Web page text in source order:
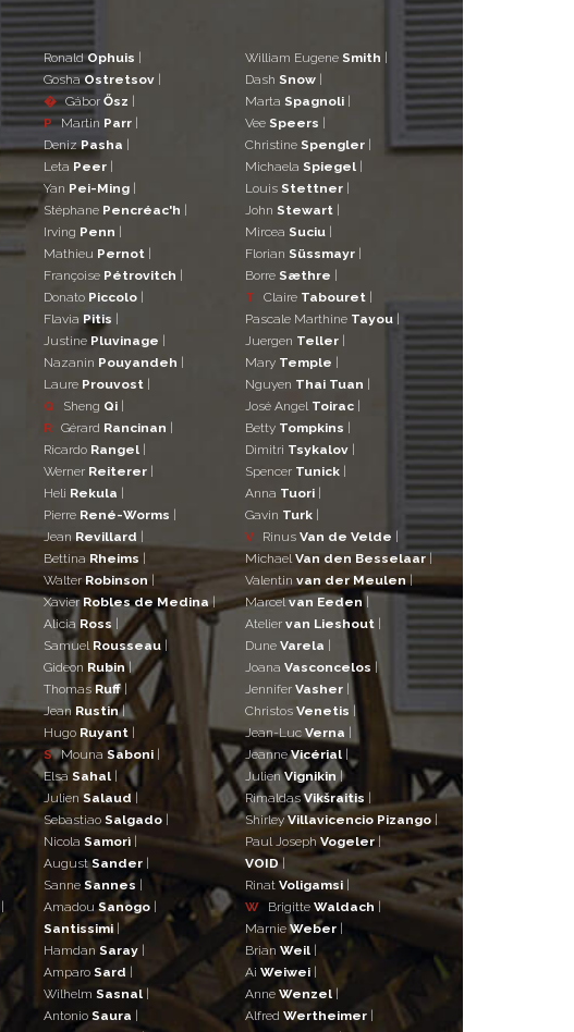
RonaldOphuis
GoshaOstretsov
� Gábor Ősz
P Martin Parr
DenizPasha
Leta Peer
Yan Pei-Ming
Stéphane Pencréac'h
Irving Penn
Mathieu Pernot
Françoise Pétrovitch
Donato Piccolo
Flavia Pitis
Justine Pluvinage
Nazanin Pouyandeh
Laure Prouvost
Q
Sheng Qi
R Gérard Rancinan
Ricardo Rangel
Werner Reiterer
Heli Rekula
Pierre René-Worms
Jean Revillard
Bettina Rheims
Walter Robinson|
Xavier Robles de Medina|
Alicia Ross
Samuel Rousseau
Gideon Rubin|
Thomas Ruff|
Jean Rustin|
Hugo Ruyant
S Mouna Saboni
Elsa Sahal
JulienSalaud
Sebastiao Salgado
Nicola Samorì
AugustSander
Sanne Sannes
AmadouSanogo
Santissimi
Hamdan Saray
Amparo Sard
Wilhelm Sasnal
Antonio Saura
William Eugene Smith
Dash Snow
Marta Spagnoli
Vee Speers
Christine Spengler
Michaela Spiegel
Louis Stettner
John Stewart
Mircea Suciu
Florian Süssmayr
Borre Sæthre
T
Claire Tabouret
Pascale Marthine Tayou
Juergen Teller
Mary Temple
Nguyen Thai Tuan
José Angel Toirac
Betty Tompkins
Dimitri Tsykalov
Spencer Tunick
Anna Tuori
Gavin Turk
V
Rinus Van de Velde
MichaelVan den Besselaar|
Valentin van der Meulen|
Marcelvan Eeden
Atelier van Lieshout
Dune Varela
Joana Vasconcelos |
Jennifer Vasher
Christos Venetis
Jean-Luc Verna
JeanneVicérial
JulienVignikin |
RimaldasVikšraitis
ShirleyVillavicencio Pizango
Paul Joseph Vogeler
VOID|
Rinat Voligamsi
W
Brigitte Waldach|
Marnie Weber
Brian Weil
Ai Weiwei
Anne Wenzel|
Alfred Wertheimer